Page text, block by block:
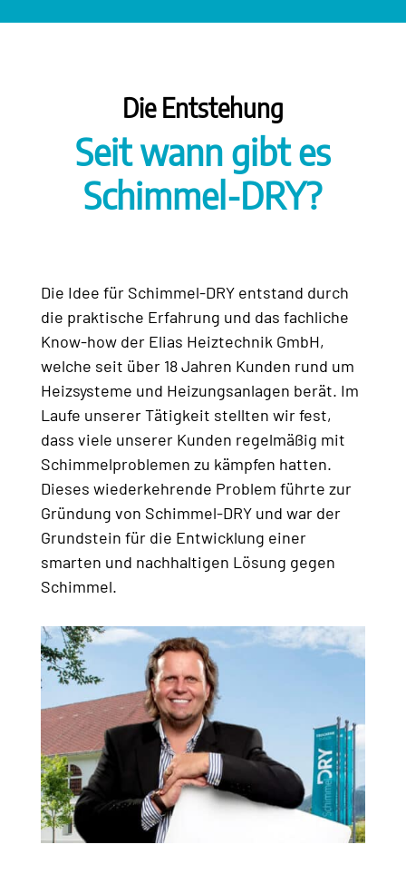
Die Entstehung
Seit wann gibt es
Schimmel-DRY?
Die Idee für Schimmel-DRY entstand durch
die praktische Erfahrung und das fachliche
Know-how der Elias Heiztechnik GmbH,
welche seit über 18 Jahren Kunden rund um
Heizsysteme und Heizungsanlagen berät. Im
Laufe unserer Tätigkeit stellten wir fest,
dass viele unserer Kunden regelmäßig mit
Schimmelproblemen zu kämpfen hatten.
Dieses wiederkehrende Problem führte zur
Gründung von Schimmel-DRY und war der
Grundstein für die Entwicklung einer
smarten und nachhaltigen Lösung gegen
Schimmel.